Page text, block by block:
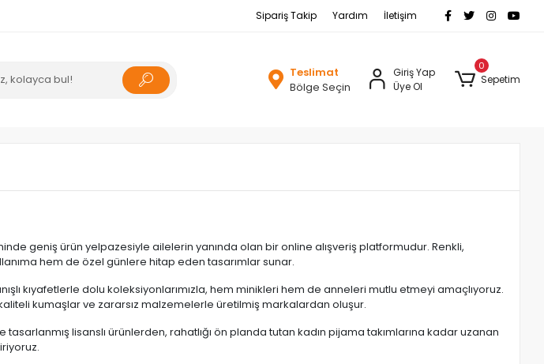
Sipariş Takip Yardım İletişim
Teslimat
Bölge Seçin
Giriş Yap
Üye Ol
0
Sepetim
geniş ürün yelpazesiyle ailelerin yanında olan bir online alışveriş platformudur. Renkli,
hem de özel günlere hitap eden tasarımlar sunar.
kıyafetlerle dolu koleksiyonlarımızla, hem minikleri hem de anneleri mutlu etmeyi amaçlıyoruz.
kumaşlar ve zararsız malzemelerle üretilmiş markalardan oluşur.
lisanslı ürünlerden, rahatlığı ön planda tutan kadın pijama takımlarına kadar uzanan